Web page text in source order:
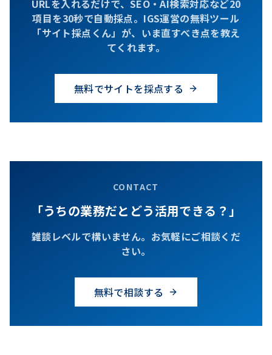
URLを入れるだけで、SEO・AI検索対応など20
項目を30秒で自動採点。IGS運営の無料ツール
「サイト採点くん」が、いま直すべき点を教え
てくれます。
無料でサイトを採点する
CONTACT
「うちの業務だとどう活用できる？」
雑談レベルで構いません。お気軽にご相談くだ
さい。
無料で相談する